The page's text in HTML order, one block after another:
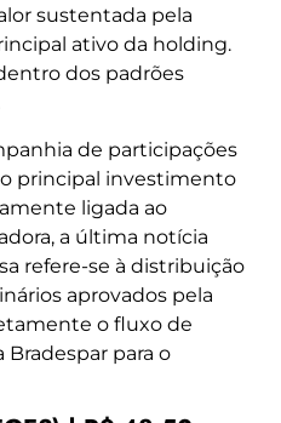
sustentada pela
ativo da holding.
dos padrões
de participações
principal investimento
ligada ao
a última notícia
refere-se à distribuição
aprovados pela
o fluxo de
Bradespar para o